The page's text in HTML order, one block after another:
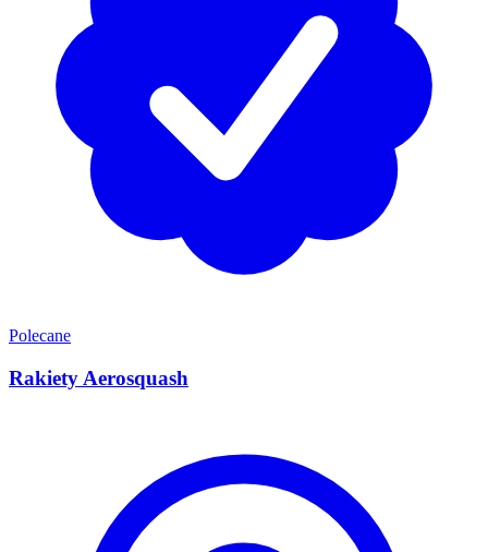
Polecane
Rakiety Aerosquash